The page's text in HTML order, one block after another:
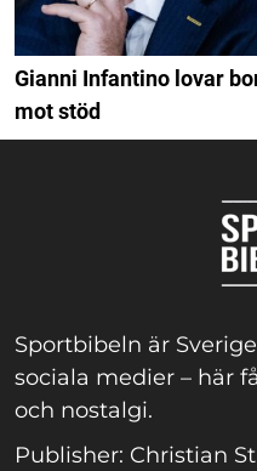
Gianni Infantino lovar
mot stöd
Sportbibeln är
sociala medier – här
och nostalgi.
Publisher: Christian